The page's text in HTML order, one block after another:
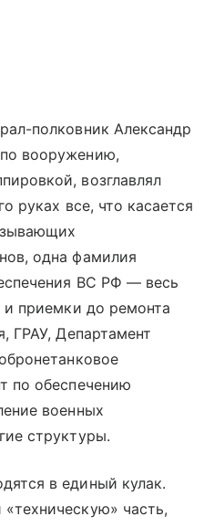
полковник Александр
вооружению,
возглавлял
руках все, что касается
одна фамилия
ВС РФ — весь
и приемки до ремонта
ГРАУ, Департамент
по обеспечению
военных
структуры.
в единый кулак.
часть,